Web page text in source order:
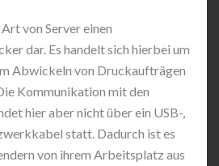
von Server einen
dar. Es handelt sich hierbei um
Abwickeln von Druckaufträgen
Kommunikation mit den
hier aber nicht über ein USB-,
statt. Dadurch ist es
von ihrem Arbeitsplatz aus